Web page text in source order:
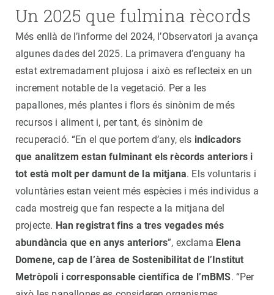
Un 2025 que fulmina rècords
Més enllà de l’informe del 2024, l’Observatori ja avança
algunes dades del 2025. La primavera d’enguany ha
estat extremadament plujosa i això es reflecteix en un
increment notable de la vegetació. Per a les
papallones, més plantes i flors és sinònim de més
recursos i aliment i, per tant, és sinònim de
recuperació. “En el que portem d’any, els indicadors
que analitzem estan fulminant els rècords anteriors i
tot està molt per damunt de la mitjana. Els voluntaris i
voluntàries estan veient més espècies i més individus a
cada mostreig que fan respecte a la mitjana del
projecte. Han registrat fins a tres vegades més
abundància que en anys anteriors”, exclama Elena
Domene, cap de l’àrea de Sostenibilitat de l’Institut
Metròpoli i corresponsable científica de l’mBMS. “Per